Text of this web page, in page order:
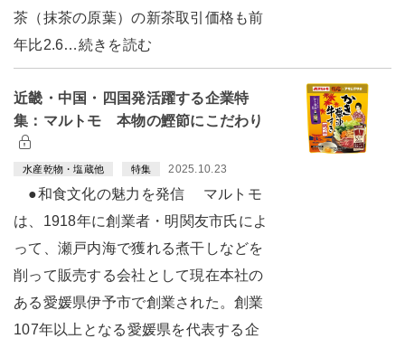
茶（抹茶の原葉）の新茶取引価格も前
年比2.6…続きを読む
近畿・中国・四国発活躍する企業特
集：マルトモ 本物の鰹節にこだわり
水産乾物・塩蔵他 特集 2025.10.23
●和食文化の魅力を発信 マルトモ
は、1918年に創業者・明関友市氏によ
って、瀬戸内海で獲れる煮干しなどを
削って販売する会社として現在本社の
ある愛媛県伊予市で創業された。創業
107年以上となる愛媛県を代表する企